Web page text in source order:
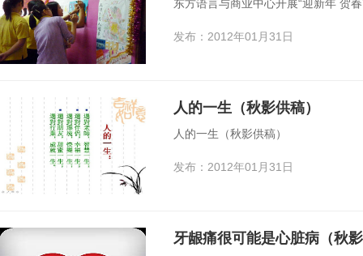
东方语言与商业中心开展“迎新年 贺
发布：2012年01月31日
人的一生（秋影供稿）
人的一生（秋影供稿）
发布：2012年01月31日
牙龈痛很可能是心脏病（秋